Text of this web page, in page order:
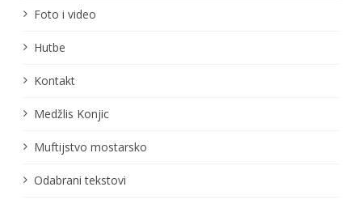
Foto i video
Hutbe
Kontakt
Medžlis Konjic
Muftijstvo mostarsko
Odabrani tekstovi